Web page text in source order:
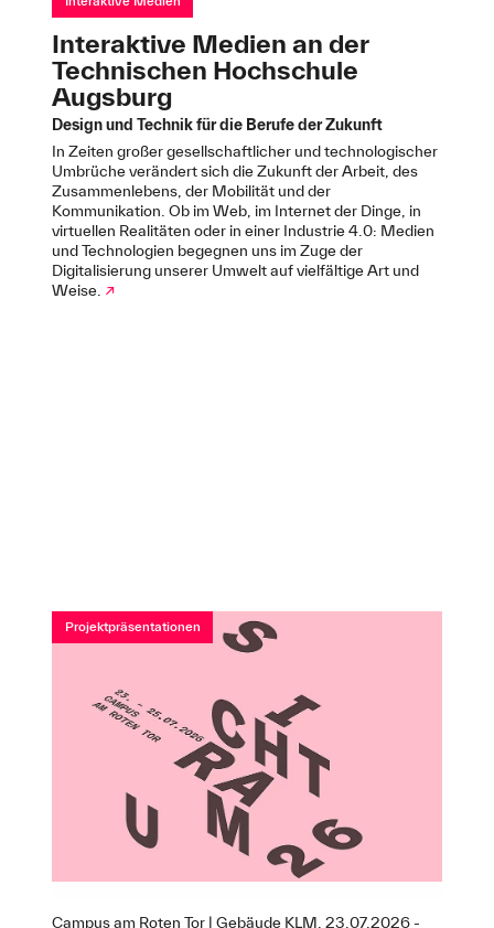
Interaktive Medien an der
Technischen Hochschule
Augsburg
Design und Technik für die Berufe der Zukunft
In Zeiten großer gesellschaftlicher und technologischer
Umbrüche verändert sich die Zukunft der Arbeit, des
Zusammenlebens, der Mobilität und der
Kommunikation. Ob im Web, im Internet der Dinge, in
virtuellen Realitäten oder in einer Industrie 4.0: Medien
und Technologien begegnen uns im Zuge der
Digitalisierung unserer Umwelt auf vielfältige Art und
Weise. ↗
Projektpräsentationen
Campus am Roten Tor | Gebäude KLM, 23.07.2026 -